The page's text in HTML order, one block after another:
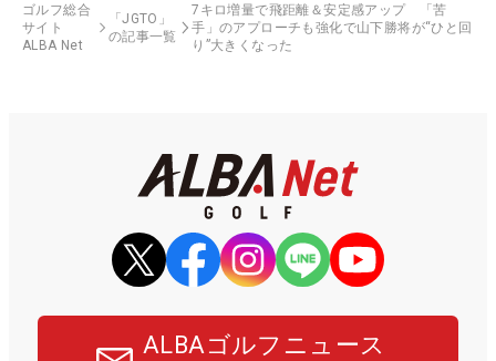
ゴルフ総合
サイト
ALBA Net
「JGTO」
の記事一覧
7キロ増量で飛距離＆安定感アップ 「苦
手」のアプローチも強化で山下勝将が“ひと回
り”大きくなった
ALBAゴルフニュース